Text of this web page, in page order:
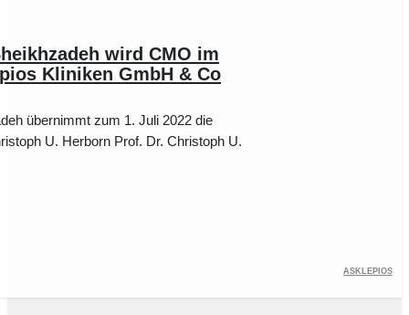
wird CMO im
Kliniken GmbH & Co
übernimmt zum 1. Juli 2022 die
U. Herborn Prof. Dr. Christoph U.
Asklepios